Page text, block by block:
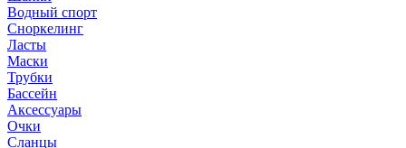
Водный спорт
Сноркелинг
Ласты
Маски
Трубки
Бассейн
Аксессуары
Очки
Сланцы